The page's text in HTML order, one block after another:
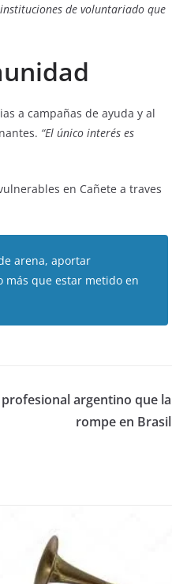
instituciones de voluntariado que
a campañas de ayuda y al
“El único interés es
en Cañete a traves
arena, aportar
más que estar metido en
argentino que la
rompe en Brasil